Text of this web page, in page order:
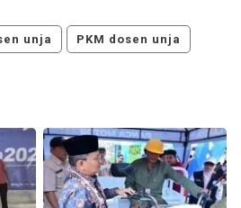
unja PKM dosen unja